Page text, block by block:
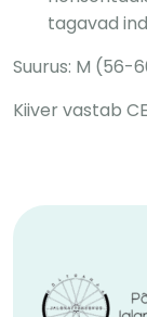
tagavad
Suurus: M (56-
Kiiver vastab